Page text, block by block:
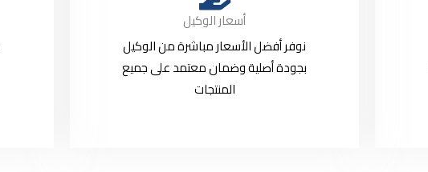
أسعار الوكيل
نوفر أفضل الأسعار مباشرة من الوكيل
بجودة أصلية وضمان معتمد على جميع
المنتجات